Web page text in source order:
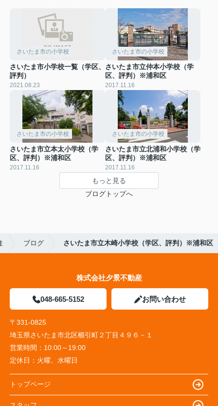
さいたま市の小学校
さいたま市小学校一覧（学区、
評判）
2021.08.23
さいたま市の小学校
さいたま市立仲本小学校（学
区、評判）※浦和区
2017.11.16
さいたま市の小学校
さいたま市立本太小学校（学
区、評判）※浦和区
2017.11.16
さいたま市の小学校
さいたま市立北浦和小学校（学
区、評判）※浦和区
2017.11.16
もっと見る
ブログトップへ
ブログ さいたま市立木崎小学校（学区、評判）※浦和区
株式会社夕景不動産
048-665-5152 お問い合わせ
〒331-0825
埼玉県さいたま市北区櫛引町２丁目４９６－１
営業時間： 10:00～19:00
定休日： 火曜、水曜日
トップページ